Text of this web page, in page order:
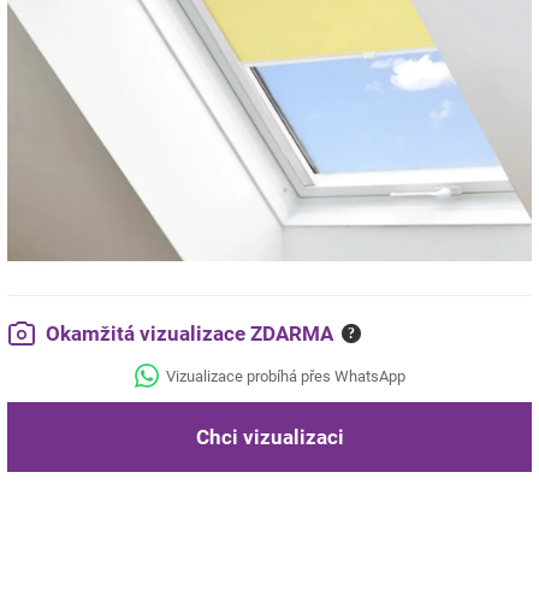
Okamžitá vizualizace ZDARMA ?
Vizualizace probíhá přes WhatsApp
Chci vizualizaci